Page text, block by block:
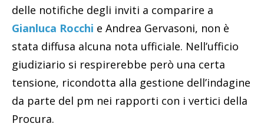
delle notifiche degli inviti a comparire a
Gianluca Rocchi e Andrea Gervasoni, non è
stata diffusa alcuna nota ufficiale. Nell’ufficio
giudiziario si respirerebbe però una certa
tensione, ricondotta alla gestione dell’indagine
da parte del pm nei rapporti con i vertici della
Procura.